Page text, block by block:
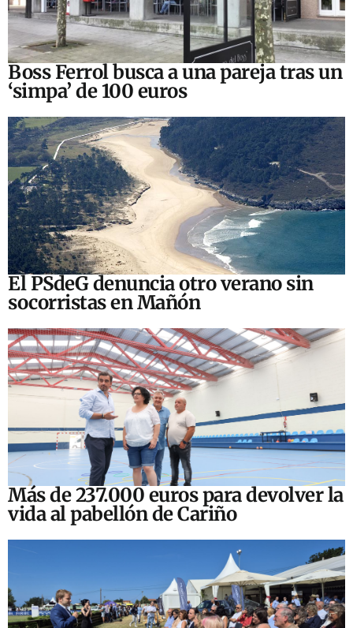
Boss Ferrol busca a una pareja tras un
‘simpa’ de 100 euros
El PSdeG denuncia otro verano sin
socorristas en Mañón
Más de 237.000 euros para devolver la
vida al pabellón de Cariño